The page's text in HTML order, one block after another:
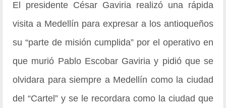
El presidente César Gaviria realizó una rápida
visita a Medellín para expresar a los antioqueños
su “parte de misión cumplida” por el operativo en
que murió Pablo Escobar Gaviria y pidió que se
olvidara para siempre a Medellín como la ciudad
del “Cartel” y se le recordara como la ciudad que